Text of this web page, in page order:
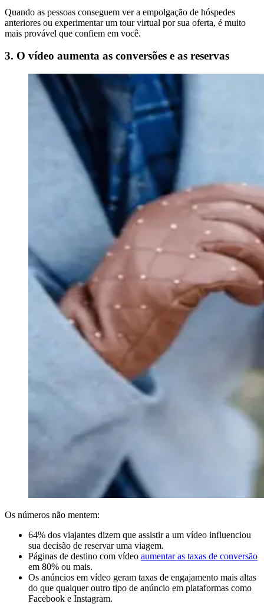
Quando as pessoas conseguem ver a empolgação de hóspedes
anteriores ou experimentar um tour virtual por sua oferta, é muito
mais provável que confiem em você.
3. O vídeo aumenta as conversões e as reservas
Os números não mentem:
64% dos viajantes dizem que assistir a um vídeo influenciou
sua decisão de reservar uma viagem.
Páginas de destino com vídeo aumentar as taxas de conversão
em 80% ou mais.
Os anúncios em vídeo geram taxas de engajamento mais altas
do que qualquer outro tipo de anúncio em plataformas como
Facebook e Instagram.